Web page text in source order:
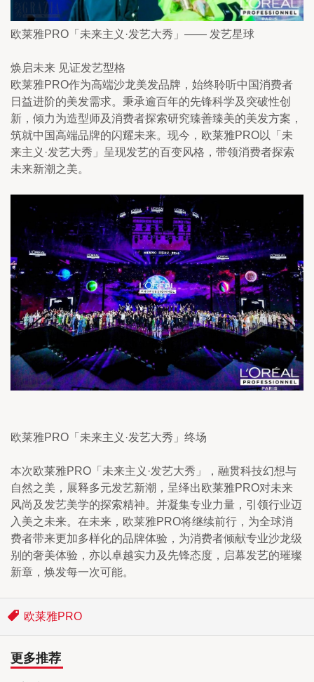
欧莱雅PRO「未来主义·发艺大秀」—— 发艺星球
焕启未来 见证发艺型格
欧莱雅PRO作为高端沙龙美发品牌，始终聆听中国消费者
日益进阶的美发需求。秉承逾百年的先锋科学及突破性创
新，倾力为造型师及消费者探索研究臻善臻美的美发方案，
筑就中国高端品牌的闪耀未来。现今，欧莱雅PRO以「未
来主义·发艺大秀」呈现发艺的百变风格，带领消费者探索
未来新潮之美。
欧莱雅PRO「未来主义·发艺大秀」终场
本次欧莱雅PRO「未来主义·发艺大秀」，融贯科技幻想与
自然之美，展释多元发艺新潮，呈绎出欧莱雅PRO对未来
风尚及发艺美学的探索精神。并凝集专业力量，引领行业迈
入美之未来。在未来，欧莱雅PRO将继续前行，为全球消
费者带来更加多样化的品牌体验，为消费者倾献专业沙龙级
别的奢美体验，亦以卓越实力及先锋态度，启幕发艺的璀璨
新章，焕发每一次可能。
欧莱雅PRO
更多推荐